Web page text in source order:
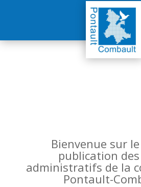
Bienvenue sur
publication
administratifs de la
Pontault-